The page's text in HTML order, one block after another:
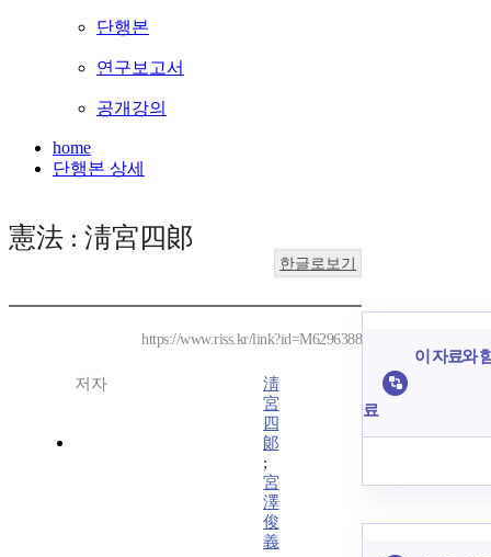
단행본
연구보고서
공개강의
home
단행본 상세
憲法 : 淸宮四郞
한글로보기
https://www.riss.kr/link?id=M6296388
저자
淸
宮
四
郞
;
宮
澤
俊
義
이 자료와
료